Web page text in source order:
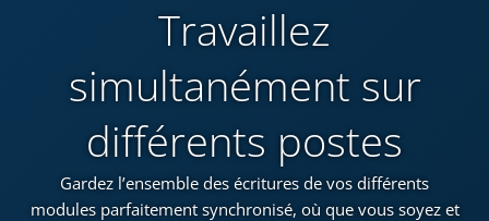
Travaillez
simultanément sur
différents postes
Gardez l’ensemble des écritures de vos différents
modules parfaitement synchronisé, où que vous soyez et